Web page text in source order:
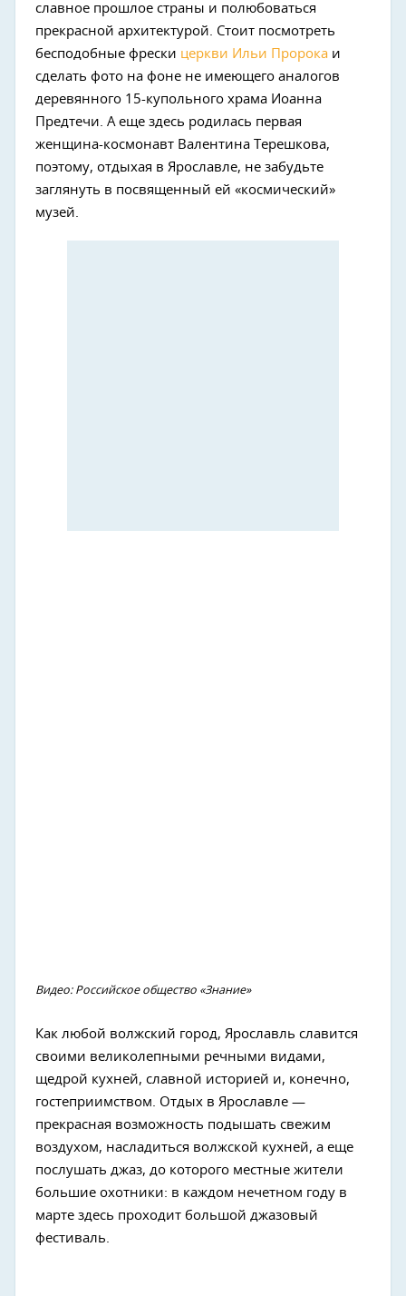
славное прошлое страны и полюбоваться
прекрасной архитектурой. Стоит посмотреть
бесподобные фрески церкви Ильи Пророка и
сделать фото на фоне не имеющего аналогов
деревянного 15-купольного храма Иоанна
Предтечи. А еще здесь родилась первая
женщина-космонавт Валентина Терешкова,
поэтому, отдыхая в Ярославле, не забудьте
заглянуть в посвященный ей «космический»
музей.
Видео: Российское общество «Знание»
Как любой волжский город, Ярославль славится
своими великолепными речными видами,
щедрой кухней, славной историей и, конечно,
гостеприимством. Отдых в Ярославле —
прекрасная возможность подышать свежим
воздухом, насладиться волжской кухней, а еще
послушать джаз, до которого местные жители
большие охотники: в каждом нечетном году в
марте здесь проходит большой джазовый
фестиваль.